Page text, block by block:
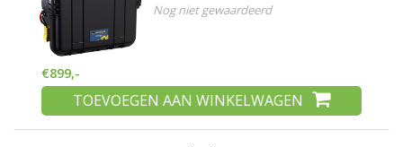
Nog niet gewaardeerd
€899,-
TOEVOEGEN AAN WINKELWAGEN